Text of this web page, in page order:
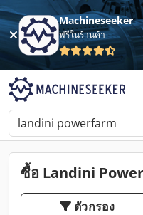
Machineseeker
ฟรีในร้านค้า
ซื้อ Landini
ตัวกรอง